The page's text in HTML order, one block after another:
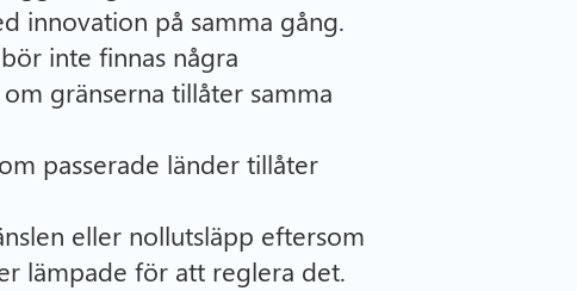
innovation på samma gång.
inte finnas några
gränserna tillåter samma
passerade länder tillåter
eller nollutsläpp eftersom
lämpade för att reglera det.